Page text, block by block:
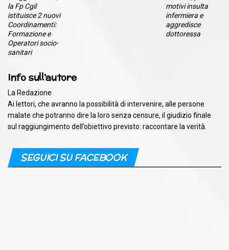
la Fp Cgil
istituisce 2 nuovi
Coordinamenti:
Formazione e
Operatori socio-
sanitari
motivi insulta
infermiera e
aggredisce
dottoressa
Info sull'autore
La Redazione
Ai lettori, che avranno la possibilità di intervenire, alle persone
malate che potranno dire la loro senza censure, il giudizio finale
sul raggiungimento dell’obiettivo previsto: raccontare la verità.
SEGUICI SU FACEBOOK